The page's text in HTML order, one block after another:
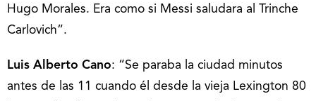
Hugo Morales. Era como si Messi saludara al Trinche
Carlovich”.
Luis Alberto Cano: “Se paraba la ciudad minutos
antes de las 11 cuando él desde la vieja Lexington 80